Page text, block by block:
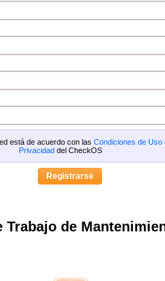
está de acuerdo con lasCondiciones de Uso
Privacidad del CheckOS
Trabajo de